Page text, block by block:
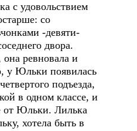
с удовольствием
со
-девяти-
двора.
ревновала и
у Юльки появилась
подъезда,
в одном классе, и
от Юльки. Лилька
хотела быть в